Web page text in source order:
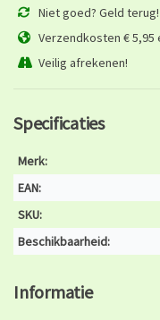
Niet goed? Geld terug!
Verzendkosten € 5,95
Veilig afrekenen!
Specificaties
Merk:
EAN:
SKU:
Beschikbaarheid:
Informatie